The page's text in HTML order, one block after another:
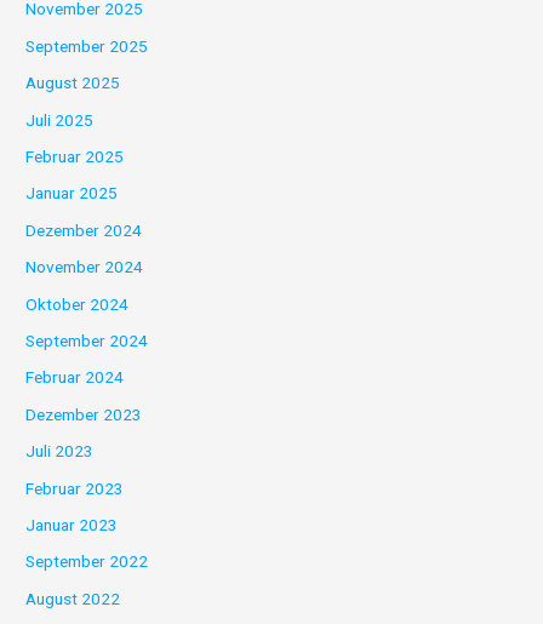
November 2025
September 2025
August 2025
Juli 2025
Februar 2025
Januar 2025
Dezember 2024
November 2024
Oktober 2024
September 2024
Februar 2024
Dezember 2023
Juli 2023
Februar 2023
Januar 2023
September 2022
August 2022